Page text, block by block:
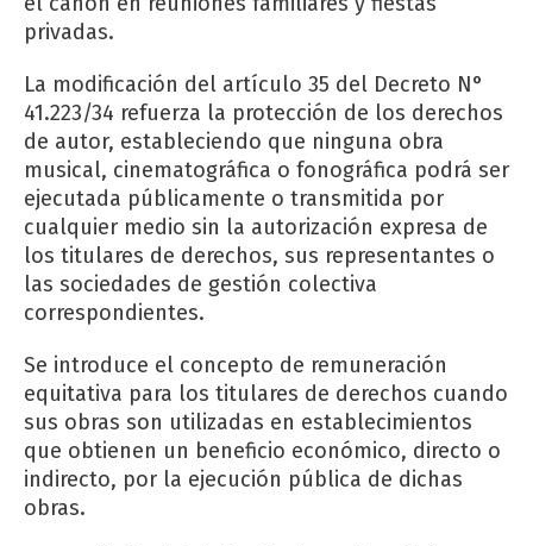
privadas.
La modificación del artículo 35 del Decreto N°
41.223/34 refuerza la protección de los derechos
de autor, estableciendo que ninguna obra
musical, cinematográfica o fonográfica podrá ser
ejecutada públicamente o transmitida por
cualquier medio sin la autorización expresa de
los titulares de derechos, sus representantes o
las sociedades de gestión colectiva
correspondientes.
Se introduce el concepto de remuneración
equitativa para los titulares de derechos cuando
sus obras son utilizadas en establecimientos
que obtienen un beneficio económico, directo o
indirecto, por la ejecución pública de dichas
obras.